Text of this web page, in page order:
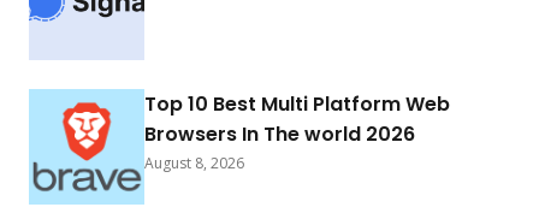
Top 10 Best Multi Platform Web
Browsers In The world 2026
August 8, 2026